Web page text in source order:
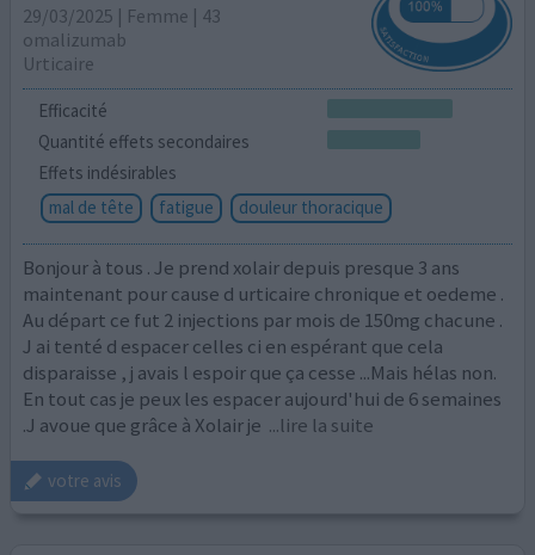
29/03/2025 | Femme | 43
omalizumab
Urticaire
Efficacité
Quantité effets secondaires
Effets indésirables
mal de tête
fatigue douleur thoracique
Bonjour à tous . Je prend xolair depuis presque 3 ans
maintenant pour cause d urticaire chronique et oedeme .
Au départ ce fut 2 injections par mois de 150mg chacune .
J ai tenté d espacer celles ci en espérant que cela
disparaisse , j avais l espoir que ça cesse ...Mais hélas non.
En tout cas je peux les espacer aujourd'hui de 6 semaines
.J avoue que grâce à Xolair je ...lire la suite
votre avis